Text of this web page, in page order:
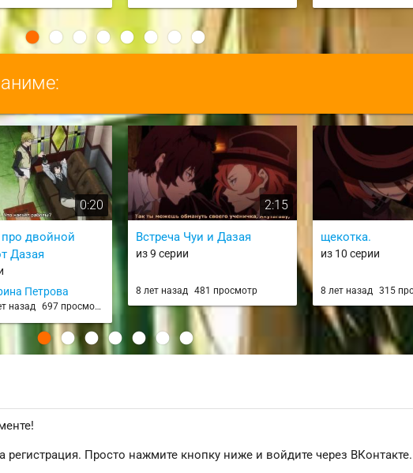
0:20
двойной
Дазая
Петрова
назад 697 просмотров
2:15
Встреча Чуи и Дазая
из 9 серии
8 лет назад 481 просмотр
щекотка.
из 10 серии
8 лет назад 315
Просто нажмите кнопку ниже и войдите через ВКонтакте.